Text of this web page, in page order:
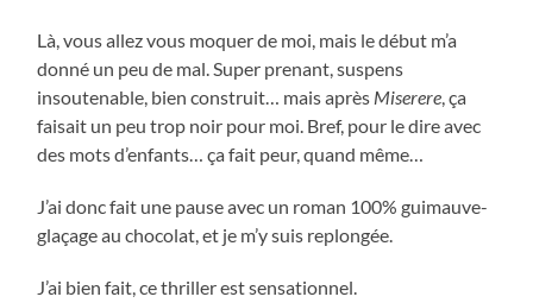
Là, vous allez vous moquer de moi, mais le début m’a
donné un peu de mal. Super prenant, suspens
insoutenable, bien construit… mais après Miserere , ça
faisait un peu trop noir pour moi. Bref, pour le dire avec
des mots d’enfants… ça fait peur, quand même…
J’ai donc fait une pause avec un roman 100% guimauve-
glaçage au chocolat, et je m’y suis replongée.
J’ai bien fait, ce thriller est sensationnel.